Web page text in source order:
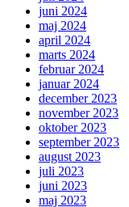
juni 2024
maj 2024
april 2024
marts 2024
februar 2024
januar 2024
december 2023
november 2023
oktober 2023
september 2023
august 2023
juli 2023
juni 2023
maj 2023